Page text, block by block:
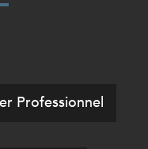
Professionnel